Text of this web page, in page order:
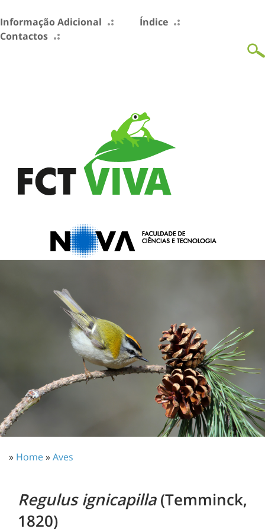
Informação Adicional
Índice
Contactos
» Home»Aves
Regulus ignicapilla(Temminck,
1820)